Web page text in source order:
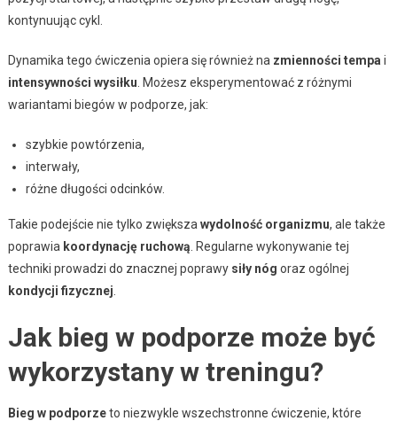
kontynuując cykl.
Dynamika tego ćwiczenia opiera się również na zmienności tempa i
intensywności wysiłku . Możesz eksperymentować z różnymi
wariantami biegów w podporze, jak:
szybkie powtórzenia,
interwały,
różne długości odcinków.
Takie podejście nie tylko zwiększa wydolność organizmu, ale także
poprawia koordynację ruchową . Regularne wykonywanie tej
techniki prowadzi do znacznej poprawy siły nóg oraz ogólnej
kondycji fizycznej
Jak bieg w podporze może być
wykorzystany w treningu?
Bieg w podporzeto niezwykle wszechstronne ćwiczenie, które